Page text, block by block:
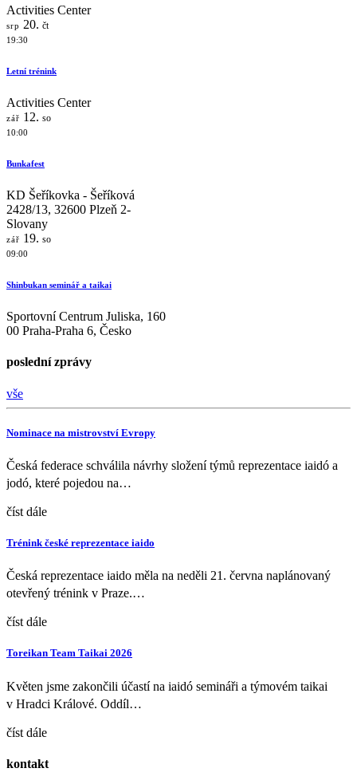
Activities Center
srp 20. čt
19:30
Letní trénink
Activities Center
zář 12. so
10:00
Bunkafest
KD Šeříkovka - Šeříková
2428/13, 32600 Plzeň 2-
Slovany
zář 19. so
09:00
Shinbukan seminář a taikai
Sportovní Centrum Juliska, 160
00 Praha-Praha 6, Česko
poslední zprávy
vše
Nominace na mistrovství Evropy
Česká federace schválila návrhy složení týmů reprezentace iaidó a
jodó, které pojedou na…
číst dále
Trénink české reprezentace iaido
Česká reprezentace iaido měla na neděli 21. června naplánovaný
otevřený trénink v Praze.…
číst dále
Toreikan Team Taikai 2026
Květen jsme zakončili účastí na iaidó semináři a týmovém taikai
v Hradci Králové. Oddíl…
číst dále
kontakt